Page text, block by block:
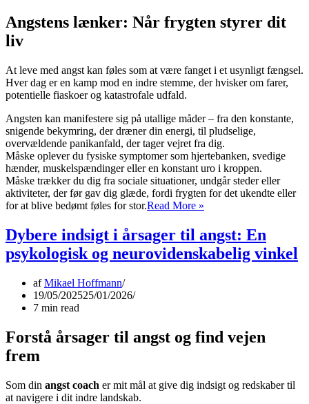
nøglen
Angstens lænker: Når frygten styrer dit
liv
At leve med angst kan føles som at være fanget i et usynligt fængsel.
Hver dag er en kamp mod en indre stemme, der hvisker om farer,
potentielle fiaskoer og katastrofale udfald.
Angsten kan manifestere sig på utallige måder – fra den konstante,
snigende bekymring, der dræner din energi, til pludselige,
overvældende panikanfald, der tager vejret fra dig.
Måske oplever du fysiske symptomer som hjertebanken, svedige
hænder, muskelspændinger eller en konstant uro i kroppen.
Måske trækker du dig fra sociale situationer, undgår steder eller
aktiviteter, der før gav dig glæde, fordi frygten for det ukendte eller
for at blive bedømt føles for stor.Read More »
fri:
Din
Dybere indsigt i årsager til angst: En
psykologisk og neurovidenskabelig vinkel
afMikael Hoffmann
19/05/202525/01/2026
7 min read
Forstå årsager til angst og find vejen
frem
Som din angst coach er mit mål at give dig indsigt og redskaber til
at navigere i dit indre landskab.